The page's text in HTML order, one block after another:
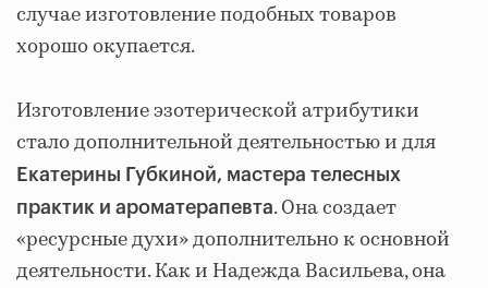
случае изготовление подобных товаров
хорошо окупается.
Изготовление эзотерической атрибутики
стало дополнительной деятельностью и для
Екатерины Губкиной, мастера телесных
практик и ароматерапевта. Она создает
«ресурсные духи» дополнительно к основной
деятельности. Как и Надежда Васильева, она